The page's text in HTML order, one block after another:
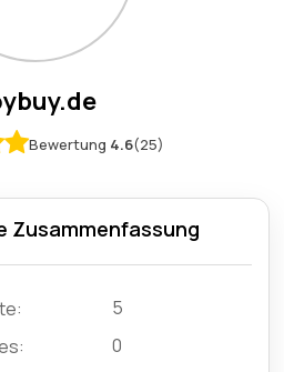
Bewertung 4.6(25)
Zusammenfassung
5
0